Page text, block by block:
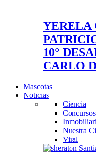
YERELA
10°
CARLO
Mascotas
Noticias
Ciencia
Concursos
Nuestra
Viral